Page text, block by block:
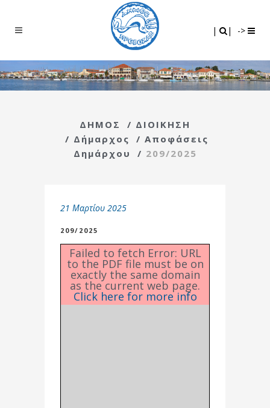
| | ->
ΔΗΜΟΣ / ΔΙΟΙΚΗΣΗ
/ Δήμαρχος / Αποφάσεις
Δημάρχου
/ 209/2025
21 Μαρτίου 2025
209/2025
Failed to fetch Error: URL
to the PDF file must be on
exactly the same domain
as the current web page.
Click here for more info